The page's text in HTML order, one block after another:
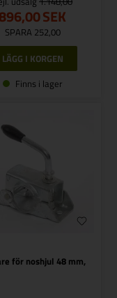
896,00SEK
SPARA 252,00
Finns i lager
för noshjul 48 mm,